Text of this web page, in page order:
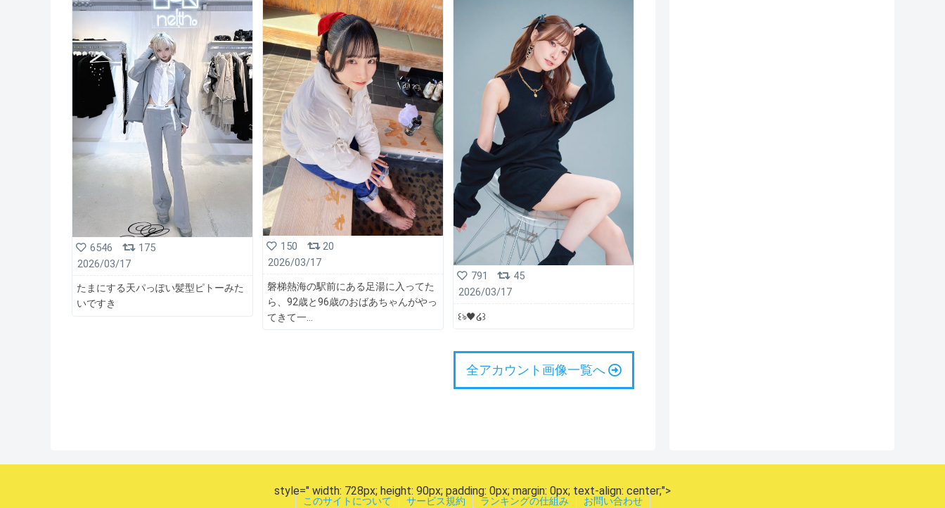
6546
175
2026/03/17
たまにする天パっぽい髪型ピトーみた
いですき
150
20
2026/03/17
磐梯熱海の駅前にある足湯に入ってた
ら、92歳と96歳のおばあちゃんがやっ
てきて一
791
45
2026/03/17
꒰ঌ🖤໒꒱
全アカウント画像一覧へ
このサイトについて サービス規約 ランキングの仕組み お問い合わせ
style=" width: 728px; height: 90px; padding: 0px; margin: 0px; text-align: center;">